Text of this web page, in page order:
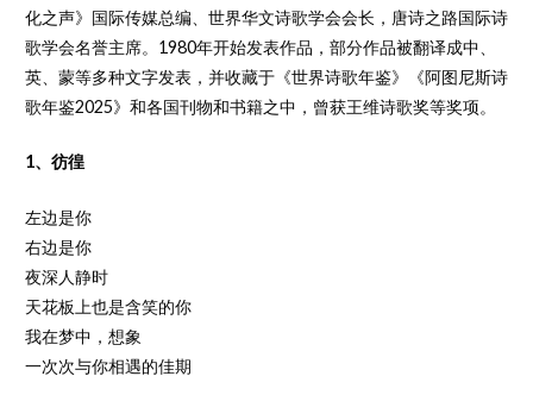
化之声》国际传媒总编、世界华文诗歌学会会长，唐诗之路国际诗
歌学会名誉主席。1980年开始发表作品，部分作品被翻译成中、
英、蒙等多种文字发表，并收藏于《世界诗歌年鉴》《阿图尼斯诗
歌年鉴2025》和各国刊物和书籍之中，曾获王维诗歌奖等奖项。
1、彷徨
左边是你
右边是你
夜深人静时
天花板上也是含笑的你
我在梦中，想象
一次次与你相遇的佳期